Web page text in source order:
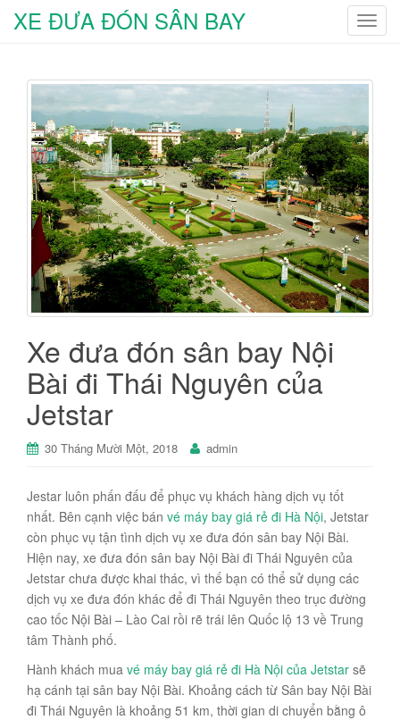
T
g
e
n
a
v
i
g
a
t
i
o
XE ĐƯA ĐÓN SÂN BAY
Xe đưa đón sân bay Nội
Bài đi Thái Nguyên của
Jetstar
30 Tháng Mười Một, 2018 admin
Jestar luôn phấn đấu để phục vụ khách hàng dịch vụ tốt
nhất. Bên cạnh việc bán vé máy bay giá rẻ đi Hà Nội, Jetstar
còn phục vụ tận tình dịch vụ xe đưa đón sân bay Nội Bài.
Hiện nay, xe đưa đón sân bay Nội Bài đi Thái Nguyên của
Jetstar chưa được khai thác, vì thế bạn có thể sử dụng các
dịch vụ xe đưa đón khác để đi Thái Nguyên theo trục đường
cao tốc Nội Bài – Lào Cai rồi rẽ trái lên Quốc lộ 13 về Trung
tâm Thành phố.
Hành khách mua vé máy bay giá rẻ đi Hà Nội của Jetstar sẽ
hạ cánh tại sân bay Nội Bài. Khoảng cách từ Sân bay Nội Bài
đi Thái Nguyên là khoảng 51 km, thời gian di chuyển bằng ô